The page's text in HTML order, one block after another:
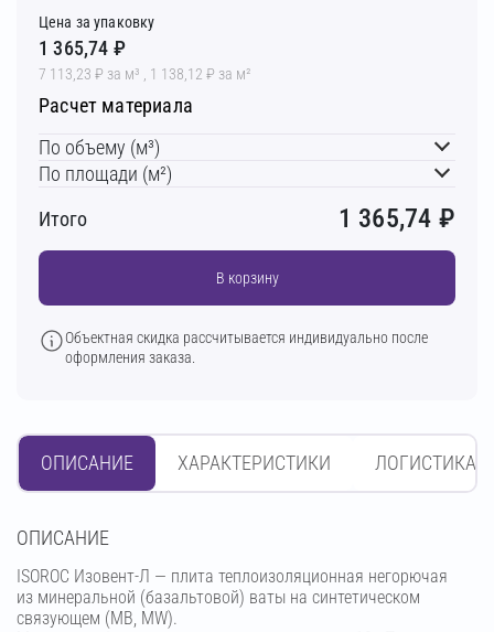
Цена за упаковку
1 365,74 ₽
7 113,23 ₽ за м³ , 1 138,12 ₽ за м²
Расчет материала
По объему (м³)
По площади (м²)
Итого
1 365,74 ₽
В корзину
Объектная скидка рассчитывается индивидуально после
оформления заказа.
ОПИСАНИЕ ХАРАКТЕРИСТИКИ ЛОГИСТИКА
OПИСАНИЕ
ISOROC Изовент-Л — плита теплоизоляционная негорючая
из минеральной (базальтовой) ваты на синтетическом
связующем (МВ, MW).